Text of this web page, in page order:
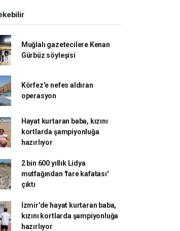
Muğlalı gazetecilere Kenan
Gürbüz söyleşisi
Körfez'e nefes aldıran
operasyon
Hayat kurtaran baba, kızını
kortlarda şampiyonluğa
hazırlıyor
2 bin 600 yıllık Lidya
mutfağından 'fare kafatası'
çıktı
İzmir'de hayat kurtaran baba,
kızını kortlarda şampiyonluğa
hazırlıyor